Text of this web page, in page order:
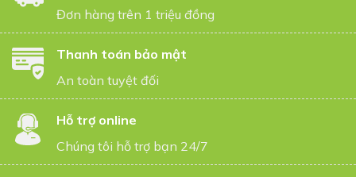
Đơn hàng trên 1 triệu đồng
Thanh toán bảo mật
An toàn tuyệt đối
Hỗ trợ online
Chúng tôi hỗ trợ bạn 24/7